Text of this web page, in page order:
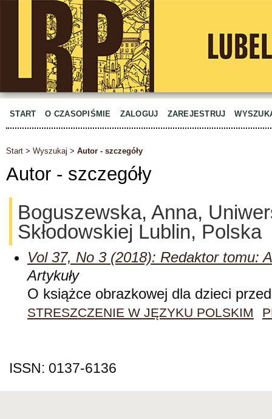
START O CZASOPIŚMIE ZALOGUJ ZAREJESTRUJ
Start > Wyszukaj > Autor - szczegóły
Autor - szczegóły
Boguszewska, Anna,
Skłodowskiej Lublin, Polska
Vol 37, No 3 (2018): Redaktor tomu:
Artykuły
O książce obrazkowej dla dzieci
STRESZCZENIE W JĘZYKU POLSKIM
ISSN: 0137-6136